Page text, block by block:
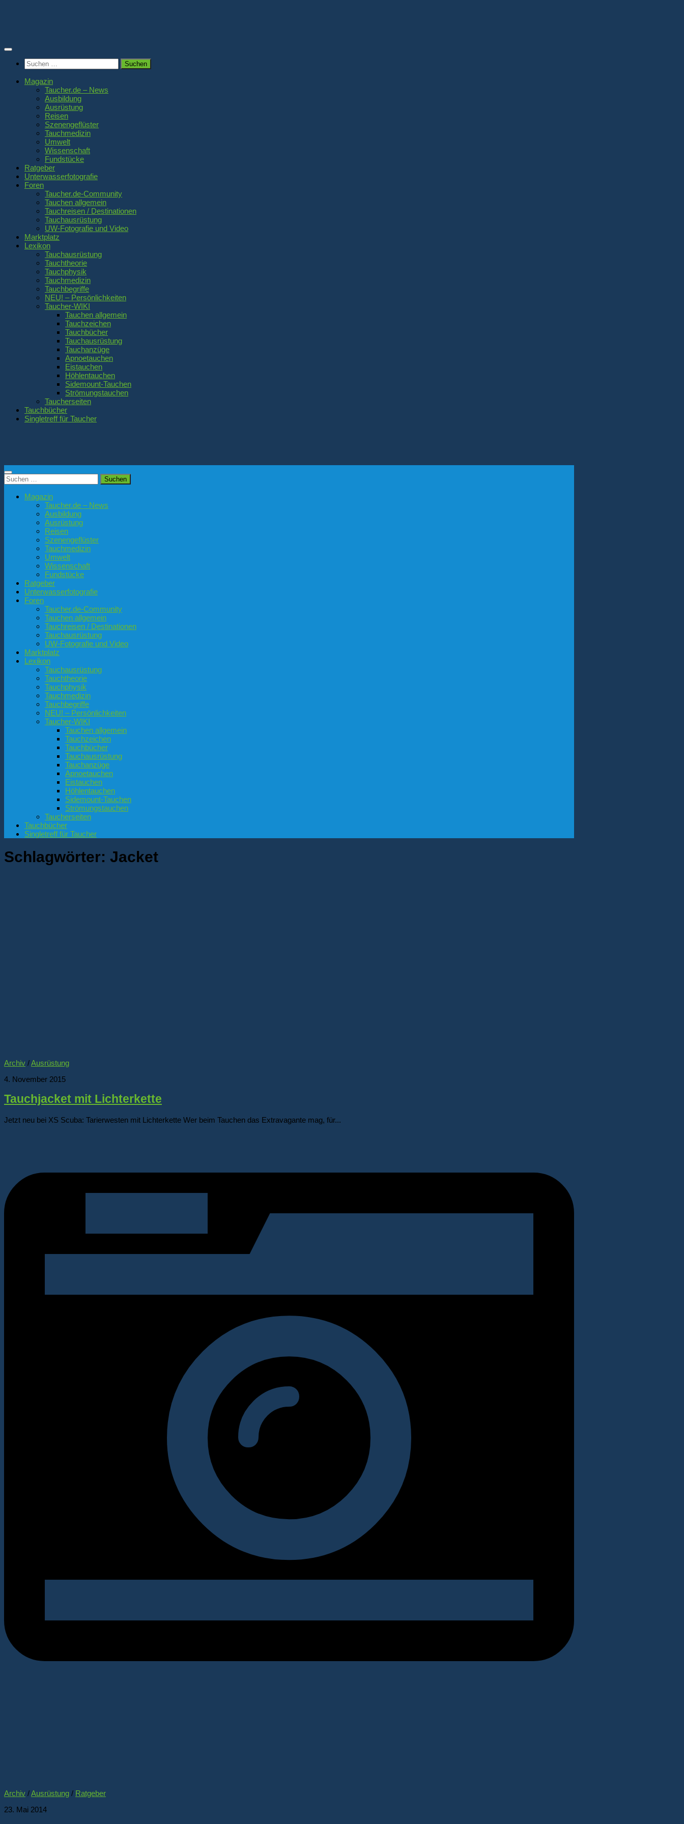
Suchen
nach:
Magazin
Taucher.de – News
Ausbildung
Ausrüstung
Reisen
Szenengeflüster
Tauchmedizin
Umwelt
Wissenschaft
Fundstücke
Ratgeber
Unterwasserfotografie
Foren
Taucher.de-Community
Tauchen allgemein
Tauchreisen / Destinationen
Tauchausrüstung
UW-Fotografie und Video
Marktplatz
Lexikon
Tauchausrüstung
Tauchtheorie
Tauchphysik
Tauchmedizin
Tauchbegriffe
NEU! – Persönlichkeiten
Taucher-WIKI
Tauchen allgemein
Tauchzeichen
Tauchbücher
Tauchausrüstung
Tauchanzüge
Apnoetauchen
Eistauchen
Höhlentauchen
Sidemount-Tauchen
Strömungstauchen
Taucherseiten
Tauchbücher
Singletreff für Taucher
Suchen
nach:
Magazin
Taucher.de – News
Ausbildung
Ausrüstung
Reisen
Szenengeflüster
Tauchmedizin
Umwelt
Wissenschaft
Fundstücke
Ratgeber
Unterwasserfotografie
Foren
Taucher.de-Community
Tauchen allgemein
Tauchreisen / Destinationen
Tauchausrüstung
UW-Fotografie und Video
Marktplatz
Lexikon
Tauchausrüstung
Tauchtheorie
Tauchphysik
Tauchmedizin
Tauchbegriffe
NEU! – Persönlichkeiten
Taucher-WIKI
Tauchen allgemein
Tauchzeichen
Tauchbücher
Tauchausrüstung
Tauchanzüge
Apnoetauchen
Eistauchen
Höhlentauchen
Sidemount-Tauchen
Strömungstauchen
Taucherseiten
Tauchbücher
Singletreff für Taucher
Schlagwörter: Jacket
Archiv /Ausrüstung
4. November 2015
Tauchjacket mit Lichterkette
Jetzt neu bei XS Scuba: Tarierwesten mit Lichterkette Wer beim Tauchen das Extravagante mag, für...
Archiv /Ausrüstung / Ratgeber
23. Mai 2014